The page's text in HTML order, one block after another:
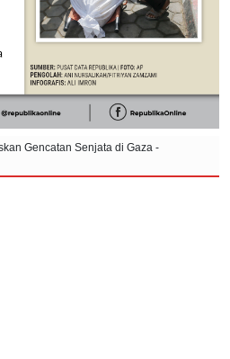
Gencatan Senjata di Gaza -